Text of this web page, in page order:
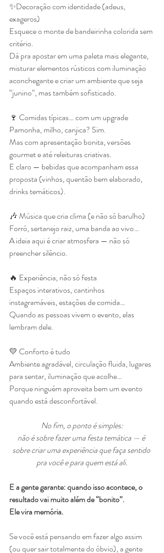
✨Decoração com identidade (adeus,
exageros)
Esquece o monte de bandeirinha colorida sem
critério.
Dá pra apostar em uma paleta mais elegante,
misturar elementos rústicos com iluminação
aconchegante e criar um ambiente que seja
“junino”, mas também sofisticado.
🍷 Comidas típicas… com um upgrade
Pamonha, milho, canjica? Sim.
Mas com apresentação bonita, versões
gourmet e até releituras criativas.
E claro — bebidas que acompanham essa
proposta (vinhos, quentão bem elaborado,
drinks temáticos).
🎶 Música que cria clima (e não só barulho)
Forró, sertanejo raiz, uma banda ao vivo…
A ideia aqui é criar atmosfera — não só
preencher silêncio.
🔥 Experiência, não só festa
Espaços interativos, cantinhos
instagramáveis, estações de comida…
Quando as pessoas vivem o evento, elas
lembram dele.
💛 Conforto é tudo
Ambiente agradável, circulação fluida, lugares
para sentar, iluminação que acolhe…
Porque ninguém aproveita bem um evento
quando está desconfortável.
No fim, o ponto é simples:
não é sobre fazer uma festa temática — é
sobre criar uma experiência que faça sentido
pra você e para quem está ali.
E a gente garante: quando isso acontece, o
resultado vai muito além de “bonito”.
Ele vira memória.
Se você está pensando em fazer algo assim
(ou quer sair totalmente do óbvio), a gente